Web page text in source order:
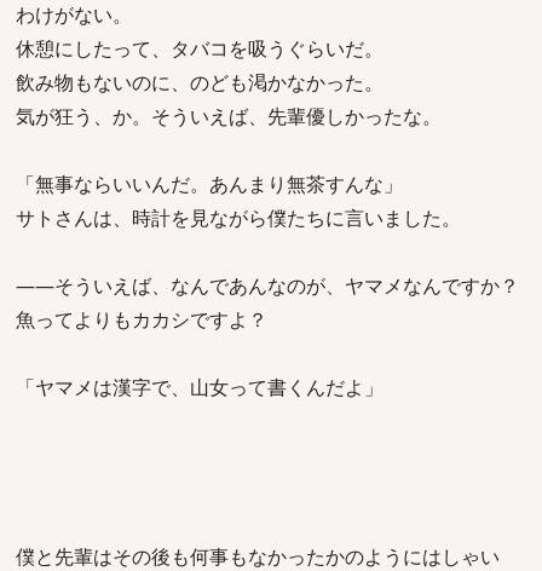
わけがない。
休憩にしたって、タバコを吸うぐらいだ。
飲み物もないのに、のども渇かなかった。
気が狂う、か。そういえば、先輩優しかったな。
「無事ならいいんだ。あんまり無茶すんな」
サトさんは、時計を見ながら僕たちに言いました。
――そういえば、なんであんなのが、ヤマメなんですか？
魚ってよりもカカシですよ？
「ヤマメは漢字で、山女って書くんだよ」
僕と先輩はその後も何事もなかったかのようにはしゃい